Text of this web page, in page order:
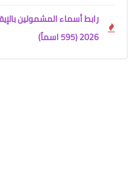
رابط أسماء المشمولين
2026 (595 اسماً)